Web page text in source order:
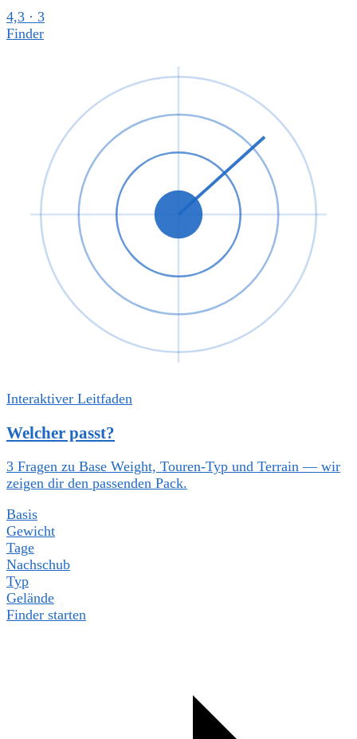
4,3 · 3
Finder
Interaktiver Leitfaden
Welcher passt?
3 Fragen zu Base Weight, Touren-Typ und Terrain — wir
zeigen dir den passenden Pack.
Basis
Gewicht
Tage
Nachschub
Typ
Gelände
Finder starten